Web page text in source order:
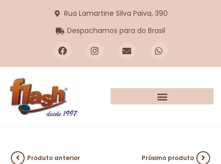
Rua Lamartine Silva Paiva, 390
Despachamos para do Brasil
Produto anterior Próximo produto